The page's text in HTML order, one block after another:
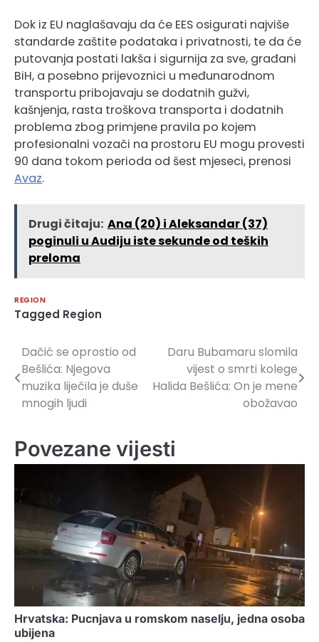
Dok iz EU naglašavaju da će EES osigurati najviše
standarde zaštite podataka i privatnosti, te da će
putovanja postati lakša i sigurnija za sve, građani
BiH, a posebno prijevoznici u međunarodnom
transportu pribojavaju se dodatnih gužvi,
kašnjenja, rasta troškova transporta i dodatnih
problema zbog primjene pravila po kojem
profesionalni vozači na prostoru EU mogu provesti
90 dana tokom perioda od šest mjeseci, prenosi
Avaz.
Drugi čitaju: Ana (20) i Aleksandar (37)
poginuli u Audiju iste sekunde od teških
preloma
REGION
Tagged Region
Navigacija
članaka
Dačić se oprostio od
Bešlića: Njegova
muzika liječila je duše
mnogih ljudi
Daru Bubamaru slomila
vijest o smrti kolege
Halida Bešlića: On je mene
obožavao
Povezane vijesti
Hrvatska: Pucnjava u romskom naselju, jedna osoba
ubijena